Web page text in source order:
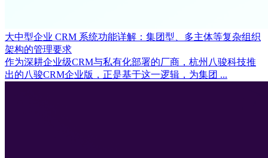
大中型企业 CRM 系统功能详解：集团型、多主体等复杂组织
架构的管理要求
作为深耕企业级CRM与私有化部署的厂商，杭州八骏科技推
出的八骏CRM企业版，正是基于这一逻辑，为集团 ...